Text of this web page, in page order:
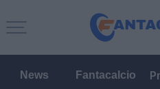
News Fantacalcio